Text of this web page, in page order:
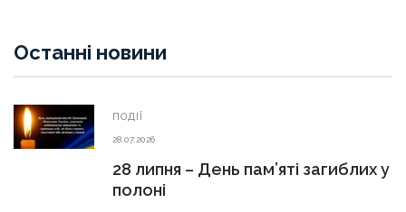
Останні новини
ПОДІЇ
28.07.2026
28 липня – День пам’яті загиблих у
полоні